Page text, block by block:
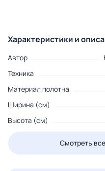
Характеристики и
Автор
Техника
Материал полотна
Ширина (см)
Высота (см)
Смотреть